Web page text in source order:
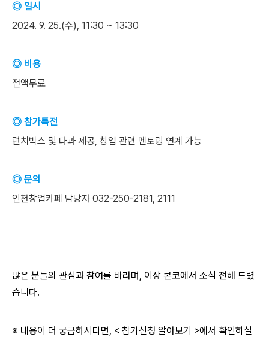
◎ 일시
2024. 9. 25.(수), 11:30 ~ 13:30
◎ 비용
전액무료
◎ 참가특전
런치박스 및 다과 제공, 창업 관련 멘토링 연계 가능
◎ 문의
인천창업카페 담당자 032-250-2181, 2111
많은 분들의 관심과 참여를 바라며, 이상 콘코에서 소식 전해 드렸
습니다.
※ 내용이 더 궁금하시다면, < 참가신청 알아보기 >에서 확인하실